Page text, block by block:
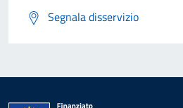
Segnala disservizio